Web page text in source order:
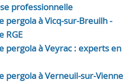
professionnelle
pergola à Vicq-sur-Breuilh -
RGE
pergola à Veyrac : experts en
pergola à Verneuil-sur-Vienne